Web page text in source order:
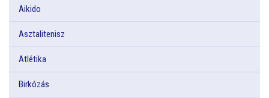
Aikido
Asztalitenisz
Atlétika
Birkózás